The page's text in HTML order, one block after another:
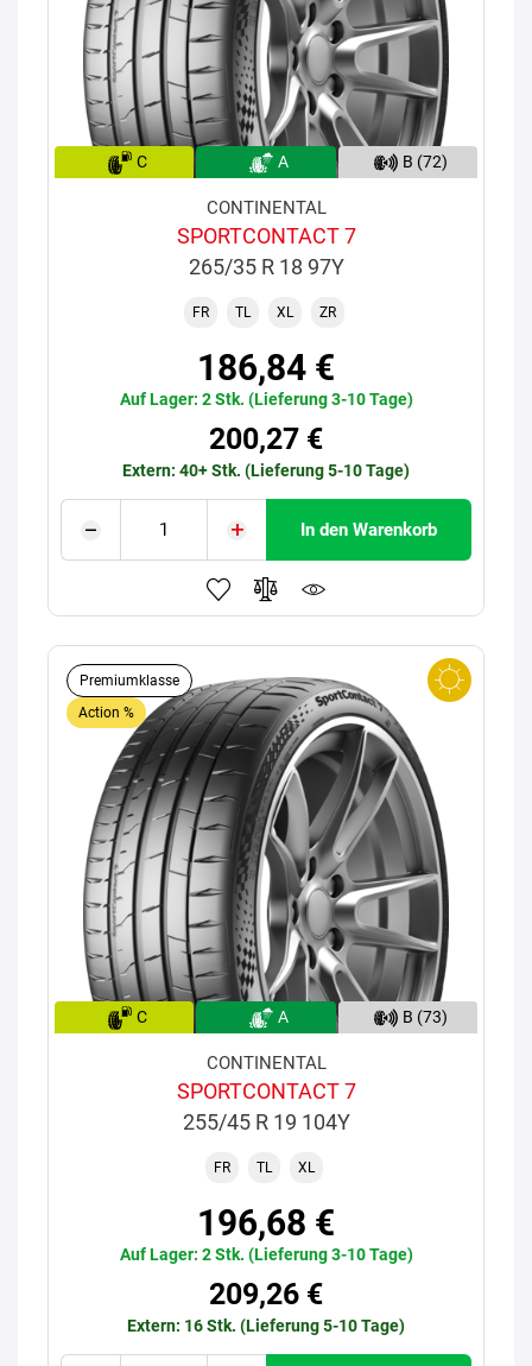
C A B (72)
CONTINENTAL
SPORTCONTACT 7
265/35 R 18 97Y
FR TL XL ZR
186,84 €
Auf Lager: 2 Stk. (Lieferung 3-10 Tage)
200,27 €
Extern: 40+ Stk. (Lieferung 5-10 Tage)
In den Warenkorb
Premiumklasse
Action %
C A B (73)
CONTINENTAL
SPORTCONTACT 7
255/45 R 19 104Y
FR TL XL
196,68 €
Auf Lager: 2 Stk. (Lieferung 3-10 Tage)
209,26 €
Extern: 16 Stk. (Lieferung 5-10 Tage)